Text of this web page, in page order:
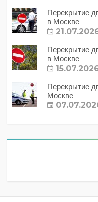
Перекрытие
в Москве
Перекрытие
в Москве
15.07.2026
Перекрытие
Москве